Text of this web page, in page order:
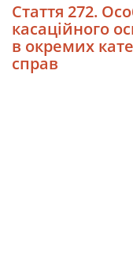
Стаття 272.
касаційного
в окремих
справ